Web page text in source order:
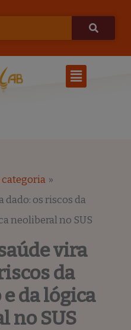
Menu
categoria
dado: os riscos da
neoliberal no SUS
vira
da
da lógica
no SUS